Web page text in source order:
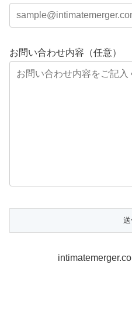
お問い合わせ内容（任意）